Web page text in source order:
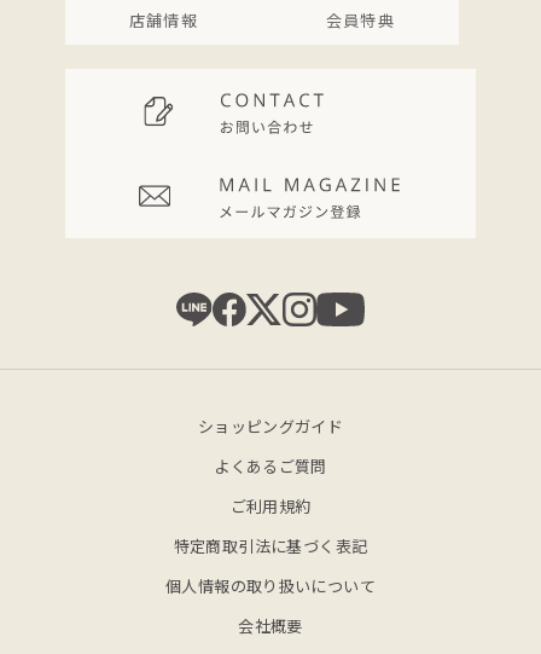
店舗情報 会員特典
ショッピングガイド
よくあるご質問
ご利用規約
特定商取引法に基づく表記
個人情報の取り扱いについて
会社概要